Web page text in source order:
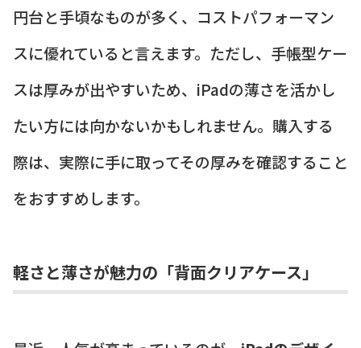
円台と手頃なものが多く、コストパフォーマン
スに優れていると言えます。ただし、手帳型ケー
スは厚みが出やすいため、iPadの薄さを活かし
たい方には向かないかもしれません。購入する
際は、実際に手に取ってその厚みを確認すること
をおすすめします。
軽さと薄さが魅力の「背面クリアケース」